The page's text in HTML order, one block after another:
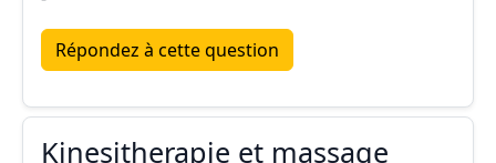
Répondez à cette question
Kinesitherapie et massage